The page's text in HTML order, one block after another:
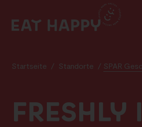
MAIN
Startseite / Standorte / SPAR
FRESHLY